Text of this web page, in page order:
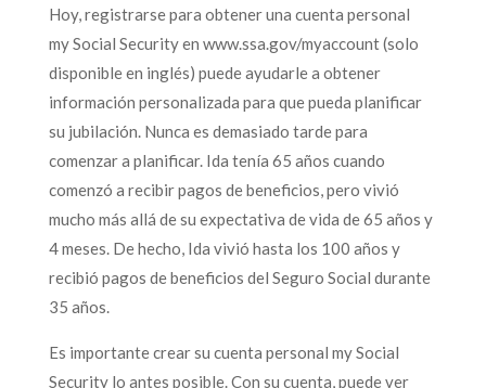
Hoy, registrarse para obtener una cuenta personal
my Social Security en www.ssa.gov/myaccount (solo
disponible en inglés) puede ayudarle a obtener
información personalizada para que pueda planificar
su jubilación. Nunca es demasiado tarde para
comenzar a planificar. Ida tenía 65 años cuando
comenzó a recibir pagos de beneficios, pero vivió
mucho más allá de su expectativa de vida de 65 años y
4 meses. De hecho, Ida vivió hasta los 100 años y
recibió pagos de beneficios del Seguro Social durante
35 años.
Es importante crear su cuenta personal my Social
Security lo antes posible. Con su cuenta, puede ver